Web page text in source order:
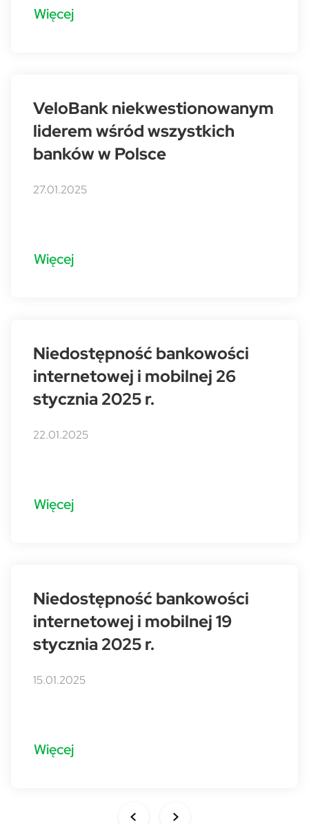
Więcej
VeloBank niekwestionowanym
liderem wśród wszystkich
banków w Polsce
27.01.2025
Więcej
Niedostępność bankowości
internetowej i mobilnej 26
stycznia 2025 r.
22.01.2025
Więcej
Niedostępność bankowości
internetowej i mobilnej 19
stycznia 2025 r.
15.01.2025
Więcej